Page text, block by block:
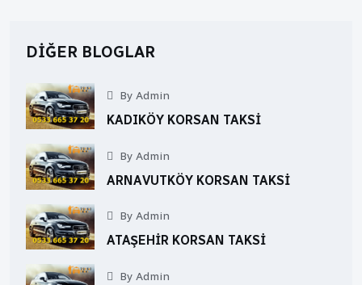
DIĞER BLOGLAR
By Admin
KADIKÖY KORSAN TAKSI
By Admin
ARNAVUTKÖY KORSAN TAKSI
By Admin
ATAŞEHIR KORSAN TAKSI
By Admin